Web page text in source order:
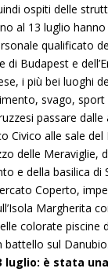
ospiti delle
al 13 luglio
qualificato
di Budapest e
i più bei luoghi
svago, sport
passare
Civico alle sale del
delle Meraviglie,
e della basilica di
Coperto,
Margherita
colorate piscine
battello sul Danubio.
luglio: è stata